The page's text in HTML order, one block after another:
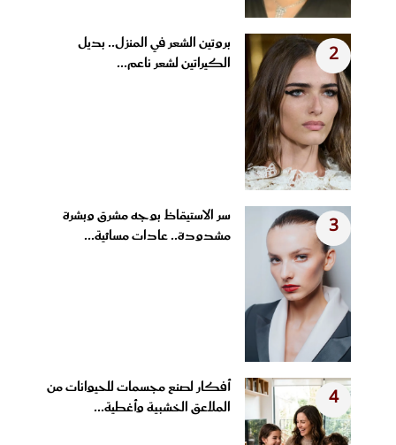
2
بروتين الشعر في المنزل.. بديل
الكيراتين لشعر ناعم...
3
سر الاستيقاظ بوجه مشرق وبشرة
مشدودة.. عادات مسائية...
4
أفكار لصنع مجسمات للحيوانات من
الملاعق الخشبية وأغطية...